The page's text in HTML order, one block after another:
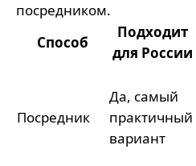
посредником.
Способ
Подходит
для России
Посредник
Да, самый
практичный
вариант